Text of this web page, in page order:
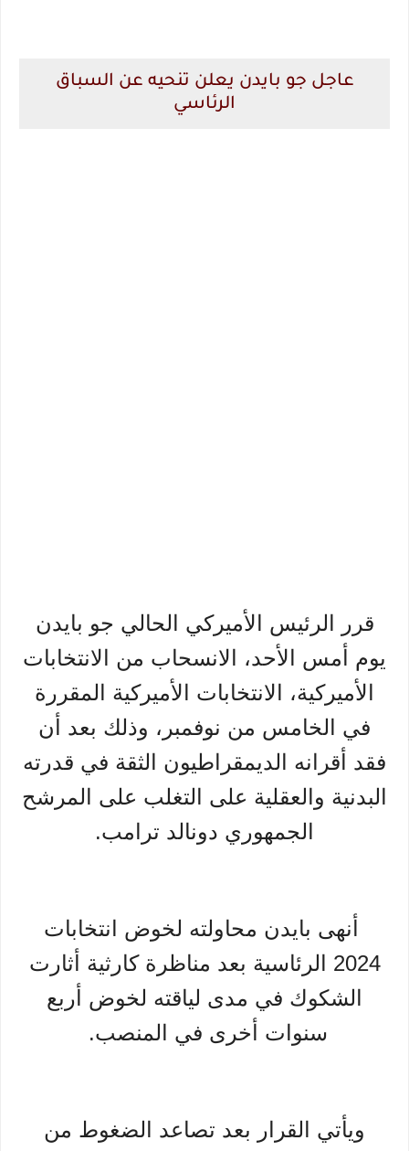
عاجل جو بايدن يعلن تنحيه عن السباق
الرئاسي
قرر الرئيس الأميركي الحالي جو بايدن
يوم أمس الأحد، الانسحاب من الانتخابات
الأميركية، الانتخابات الأميركية المقررة
في الخامس من نوفمبر، وذلك بعد أن
فقد أقرانه الديمقراطيون الثقة في قدرته
البدنية والعقلية على التغلب على المرشح
الجمهوري دونالد ترامب.
أنهى بايدن محاولته لخوض انتخابات
2024 الرئاسية بعد مناظرة كارثية أثارت
الشكوك في مدى لياقته لخوض أربع
سنوات أخرى في المنصب.
ويأتي القرار بعد تصاعد الضغوط من